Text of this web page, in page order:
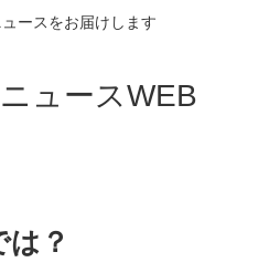
ースをお届けします
ュースWEB
？